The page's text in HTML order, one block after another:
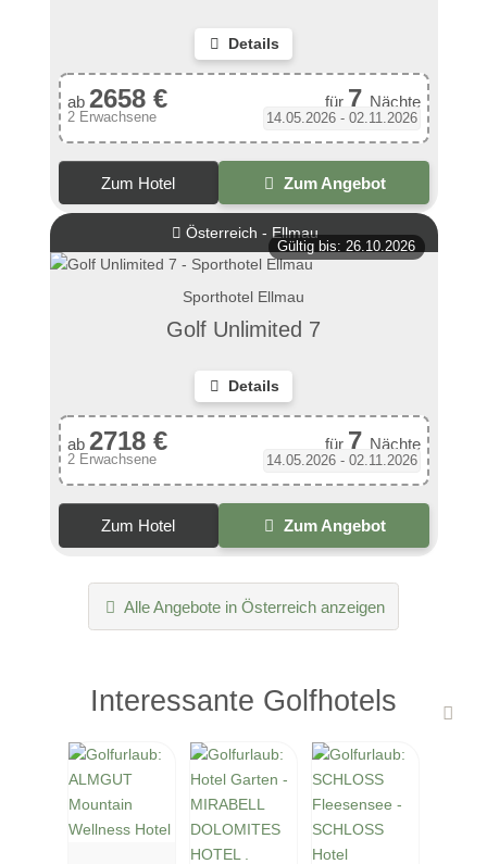
Details
ab 2658 € für 7 Nächte
2 Erwachsene 14.05.2026 - 02.11.2026
Zum Hotel Zum Angebot
Österreich - Ellmau
Gültig bis: 26.10.2026
Sporthotel Ellmau
Golf Unlimited 7
Details
ab 2718 € für 7 Nächte
2 Erwachsene 14.05.2026 - 02.11.2026
Zum Hotel Zum Angebot
Alle Angebote in Österreich anzeigen
Interessante Golfhotels